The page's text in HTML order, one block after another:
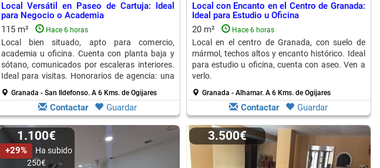
Local Versátil en Paseo de Cartuja: Ideal
para Negocio o Academia
115 m²
Hace 6 horas
Local bien situado, apto para comercio,
academia u oficina. Cuenta con planta baja y
sótano, comunicados por escaleras interiores.
Ideal para visitas. Honorarios de agencia: una
mensualidad más IVA.
Granada - San Ildefonso. A 6 Kms. de Ogijares
Contactar Guardar
Local con Encanto en el Centro de Granada:
Ideal para Estudio u Oficina
20 m²
Hace 6 horas
Local en el centro de Granada, con suelo de
mármol, techos altos y encanto histórico. Ideal
para estudio u oficina, cuenta con aseo. Ven a
verlo.
Granada - Alhamar. A 6 Kms. de Ogijares
Contactar Guardar
1.100€
+29%
Ha subido
250€
3.500€